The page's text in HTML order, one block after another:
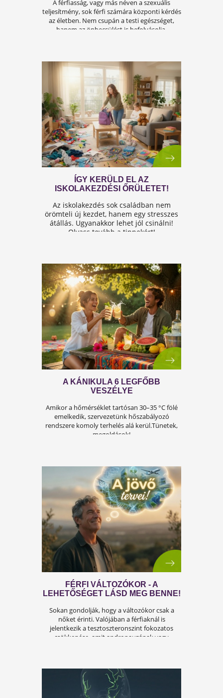
A FÉRFIASSÁG PROBLÉMÁJA:
OKAI, TÜNETEI ÉS LEHETSÉGES
MEGOLDÁSAI
A férfiasság, vagy más néven a szexuális
teljesítmény, sok férfi számára központi
az életben. Nem csupán a testi egészséget,
hanem az önbecsülést is befolyásolja.
ÍGY KERÜLD EL AZ
ISKOLAKEZDÉSI ŐRÜLETET!
Az iskolakezdés sok családban nem
átállás. Ugyanakkor lehet jól csinálni!
Olvass tovább a tippekért!